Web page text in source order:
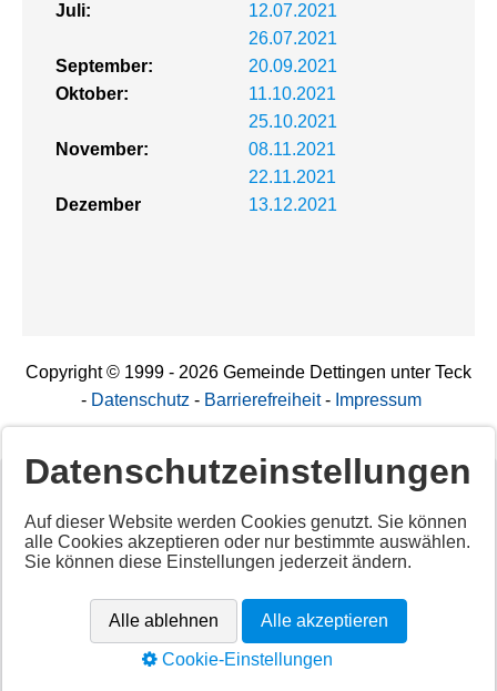
Juli:
12.07.2021
26.07.2021
September:
20.09.2021
Oktober:
11.10.2021
25.10.2021
November:
08.11.2021
22.11.2021
Dezember
13.12.2021
Copyright © 1999 - 2026 Gemeinde Dettingen unter Teck
- Datenschutz- Barrierefreiheit- Impressum
Deaktiviertes Script!
Aktivieren Sie alle Cookies per Klick auf "Alle akzeptieren"
um diesen Inhalt anzuzeigen.
Anbieter: Unbekannt
https://app.cituro.com/booking-widget
Alle akzeptieren
Datenschutzeinstellungen
Auf dieser Website werden Cookies genutzt. Sie können
alle Cookies akzeptieren oder nur bestimmte auswählen.
Sie können diese Einstellungen jederzeit ändern.
Alle ablehnen Alle akzeptieren
Cookie-Einstellungen